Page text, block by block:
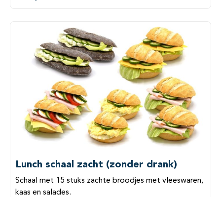
Lunch schaal zacht (zonder drank)
Schaal met 15 stuks zachte broodjes met vleeswaren,
kaas en salades.